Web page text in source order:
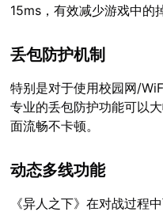
15ms，有效减少游戏中的
丢包防护机制
特别是对于使用校园网/
专业的丢包防护功能可以
面流畅不卡顿。
动态多线功能
《异人之下》在对战过程